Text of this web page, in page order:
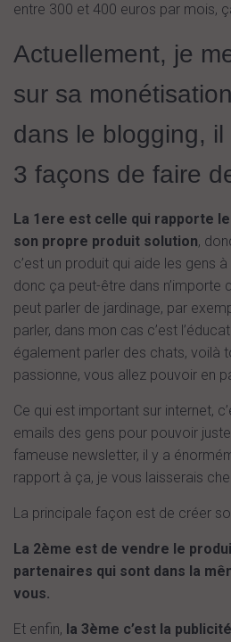
entre 300 et 400 euros par mois,
Actuellement, je
sur sa
dans le blogging,
3 façons de faire
La 1ere est celle qui rapporte
son propre produit solution,
c’est un produit qui aide les gens
donc ça peut-être dans n’importe
peut parler de jardinage, par
parler, dans mon cas c’est
également parler des chats, voilà
passionne, vous allez pouvoir en
Ce qui est important sur internet,
emails des gens pour pouvoir
fameuse newsletter, il y a
rapport à ça, je vous laisserais
La principale façon est de créer
La 2ème est de vendre le
partenaires qui sont dans la
vous.
Et enfin, la 3ème c’est la publicité